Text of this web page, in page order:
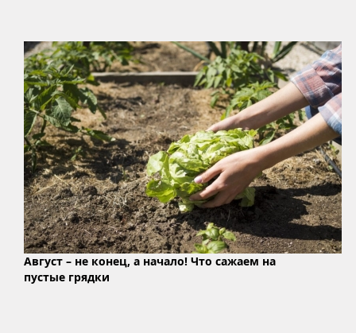
Август – не конец, а начало! Что сажаем на
пустые грядки